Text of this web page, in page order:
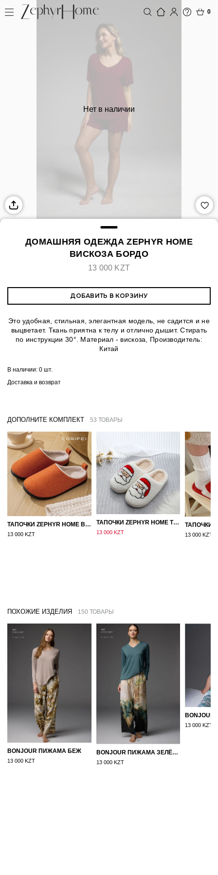
0
Нет в наличии
ДОМАШНЯЯ ОДЕЖДА ZEPHYR HOME
ВИСКОЗА БОРДО
13 000 KZT
ДОБАВИТЬ В КОРЗИНУ
Это удобная, стильная, элегантная модель, не садится и не
выцветает. Ткань приятна к телу и отлично дышит. Стирать
по инструкции 30°. Материал - вискоза, Производитель:
Китай
В наличии: 0 шт.
Доставка и возврат
ДОПОЛНИТЕ КОМПЛЕКТ 53 ТОВАРЫ
ТАПОЧКИ ZEPHYR HOME ВОЙЛОК ОРАНЖЕВЫЙ
13 000 KZT
ТАПОЧКИ ZEPHYR HOME ТЕДДИ ДЕД МОРОЗ NEW
13 000 KZT 13 000 KZT
ПОХОЖИЕ ИЗДЕЛИЯ 150 ТОВАРЫ
BONJOUR ПИЖАМА БЕЖ
13 000 KZT
BONJOUR ПИЖАМА ЗЕЛЁНЫЙ
13 000 KZT
13 000 KZT